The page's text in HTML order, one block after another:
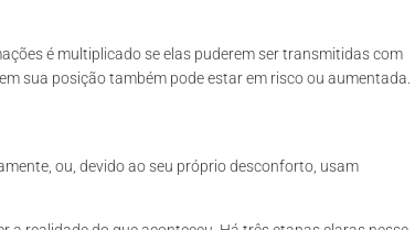
é multiplicado se elas puderem ser transmitidas com
sua posição também pode estar em risco ou aumentada.
ou, devido ao seu próprio desconforto, usam